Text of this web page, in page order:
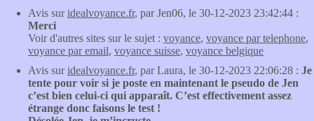
Avis suridealvoyance.fr, par Jen06, le 30-12-2023 23:42:44 :
Merci
Voir d'autres sites sur le sujet : voyance, voyance par telephone,
voyance par email, voyance suisse, voyance belgique
Avis suridealvoyance.fr, par Laura, le 30-12-2023 22:06:28 : Je
tente pour voir si je poste en maintenant le pseudo de Jen
c’est bien celui-ci qui apparaît. C’est effectivement assez
étrange donc faisons le test !